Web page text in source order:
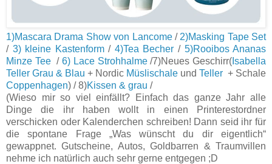
1)Mascara Drama Show von Lancome/ 2)Masking Tape Set
/ 3) kleine Kastenform/ 4)Tea Becher / 5)Rooibos Ananas
Minze Tee/ 6) Lace Strohhalme/7)Neues Geschirr( Isabella
Teller Grau & Blau + Nordic Müslischale und Teller + Schale
Coppenhagen) / 8)Kissen & grau /
(Wieso mir so viel einfällt? Einfach das ganze Jahr alle
Dinge die ihr haben wollt in einen Printerestordner
verschicken oder Kalenderchen schreiben! Dann seid ihr für
die spontane Frage „Was wünscht du dir eigentlich“
gewappnet. Gutscheine, Autos, Goldbarren & Traumvillen
nehme ich natürlich auch sehr gerne entgegen ;D